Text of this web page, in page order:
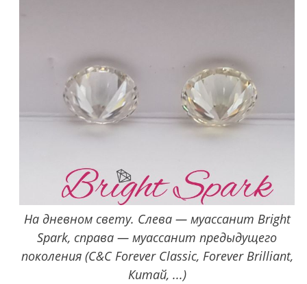
На дневном свету. Слева — муассанит Bright
Spark, справа — муассанит предыдущего
поколения (C&C Forever Classic, Forever Brilliant,
Китай, ...)